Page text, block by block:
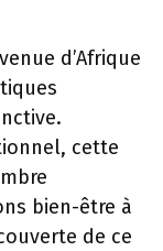
d’Afrique
cette
bien-être à
de ce